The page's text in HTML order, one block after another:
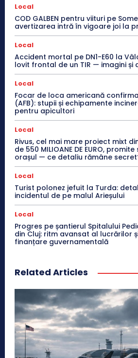
Local
COD GALBEN pentru viituri pe
avertizarea intră în vigoare joi la
Local
Accident mortal pe DN1-E60 la
lovit frontal de un TIR — imagini și
Local
Focar de loca americană
(AFB): stupii și echipamente
pentru apicultori
Local
Rivus, cel mai mare proiect mixt
de 550 MILIOANE DE EURO,
orașul — ce detaliu rămâne
Local
Turist polonez jefuit la Turda:
incidentul de pe malul Arieșului
Local
Progres pe șantierul Spitalului
din Cluj: ritm avansat al lucrărilor
finanțare guvernamentală
Related Articles